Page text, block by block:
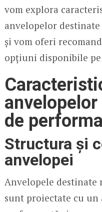
vom explora
anvelopelor
și vom oferi
opțiuni disponibile
de
Structura și
anvelopei
Anvelopele destinate
sunt proiectate cu un